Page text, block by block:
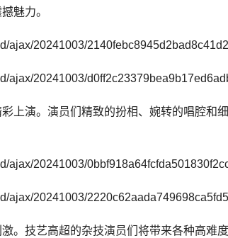
魅力。
上演。演员们精致的扮相、婉转的唱腔和
。技艺高超的杂技演员们将带来各种高难